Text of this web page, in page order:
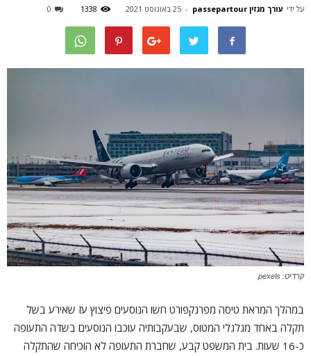
על ידי עורך מגזין passepartour - 25 באוגוסט 2021 1338
0
קרדיט: pexels
במהלך המראת טיסה מפרנקפורט חשו הנוסעים פיצוץ עז שאירע בשל
תקלה באחד מגלגלי המטוס, שבעקבותיה עוכבו הנוסעים בשדה התעופה
כ-16 שעות. בית המשפט קבע, שחברת התעופה לא הוכיחה שהתקלה